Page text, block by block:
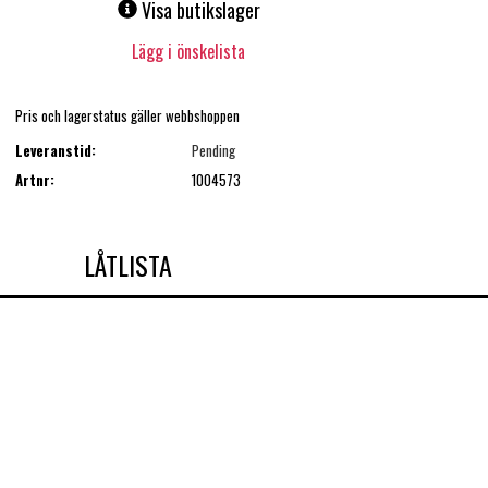
Visa butikslager
Lägg i önskelista
Pris och lagerstatus gäller webbshoppen
Leveranstid:
Pending
Artnr:
1004573
LÅTLISTA